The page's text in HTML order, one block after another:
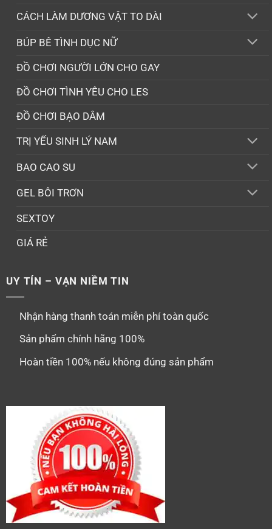
CÁCH LÀM DƯƠNG VẬT TO DÀI
BÚP BÊ TÌNH DỤC NỮ
ĐỒ CHƠI NGƯỜI LỚN CHO GAY
ĐỒ CHƠI TÌNH YÊU CHO LES
ĐỒ CHƠI BẠO DÂM
TRỊ YẾU SINH LÝ NAM
BAO CAO SU
GEL BÔI TRƠN
SEXTOY
GIÁ RẺ
UY TÍN – VẠN NIỀM TIN
Nhận hàng thanh toán miễn phí toàn quốc
Sản phẩm chính hãng 100%
Hoàn tiền 100% nếu không đúng sản phẩm